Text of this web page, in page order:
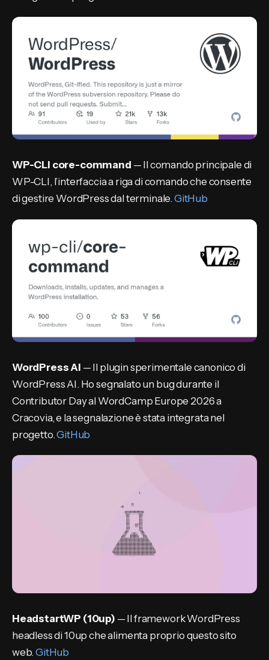
WP-CLI core-command — Il comando principale di
WP-CLI, l’interfaccia a riga di comando che consente
di gestire WordPress dal terminale.GitHub
WordPress AI — Il plugin sperimentale canonico di
WordPress AI. Ho segnalato un bug durante il
Contributor Day al WordCamp Europe 2026 a
Cracovia, e la segnalazione è stata integrata nel
progetto.GitHub
HeadstartWP (10up) — Il framework WordPress
headless di 10up che alimenta proprio questo sito
web.GitHub